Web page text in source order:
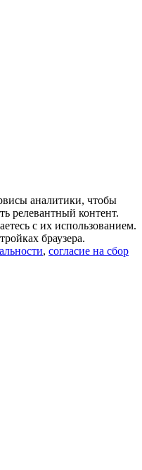
аналитики, чтобы
релевантный контент.
с их использованием.
браузера.
, согласие на сбор